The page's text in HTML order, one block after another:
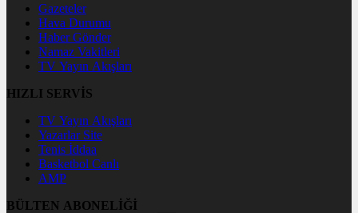
Gazeteler
Hava Durumu
Haber Gönder
Namaz Vakitleri
TV Yayın Akışları
HIZLI SERVİS
TV Yayın Akışları
Yazarlar Site
Tenis İddaa
Basketbol Canlı
AMP
BÜLTEN ABONELİĞİ